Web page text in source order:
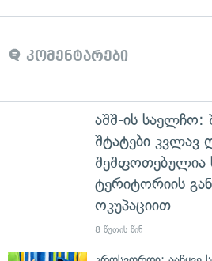
კომენტარები
აშშ-ის საელჩო:
შტატები კვლავ
შეშფოთებულია
ტერიტორიის
ოკუპაციით
8 წუთის წინ